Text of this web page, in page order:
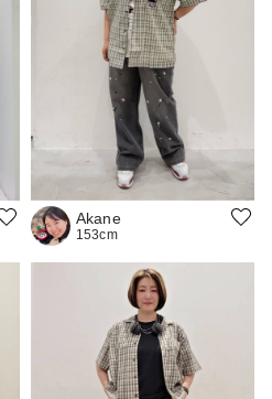
Akane
153cm